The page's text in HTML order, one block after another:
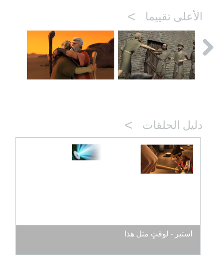
الأعلى تقييما >
دليل الحلقات >
أستير - لوقتٍ مثل هذا